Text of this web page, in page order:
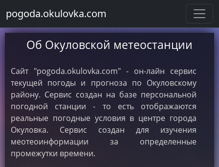
pogoda.okulovka.com
Об Окуловской метеостанции
Сайт "pogoda.okulovka.com" - он-лайн сервис
текущей погоды и прогноза по Окуловскому
району. Сервис создан на базе персональной
погодной станции - то есть отображаются
реальные погодные условия в центре города
Окуловка. Сервис создан для изучения
меотеоинформации за определенные
промежутки времени.